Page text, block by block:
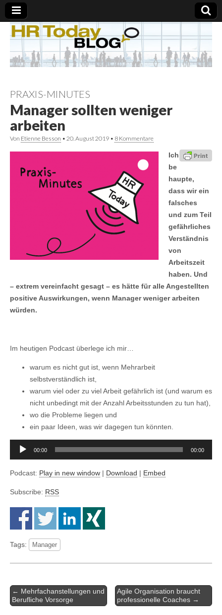
PRAXIS-MINUTES
Manager sollten weniger
arbeiten
Von Etienne Besson • 20. August 2019 • 8 Kommentare
Ich
be
haupte,
dass wir ein
falsches
und zum Teil
gefährliches
Verständnis
von
Arbeitszeit
haben. Und
– extrem vereinfacht gesagt – es hätte für alle Angestellten
positive Auswirkungen, wenn Manager weniger arbeiten
würden.
Im heutigen Podcast überlege ich mir…
warum es nicht gut ist, wenn Mehrarbeit
selbstverständlich ist,
warum viel oder zu viel Arbeit gefährlich ist (und warum es
nicht unbedingt mit der Anzahl Arbeitsstunden zu tun hat),
wo die Probleme liegen und
ein paar Ideen, was wir dagegen tun könnten.
Audio-
00:00 00:00
Podcast: Play in new window | Download | Embed
Subscribe: RSS
Tags: Manager
Artikel-
Navigation
← Mehrfachanstellungen und
Berufliche Vorsorge
Agile Organisation braucht
professionelle Coaches →